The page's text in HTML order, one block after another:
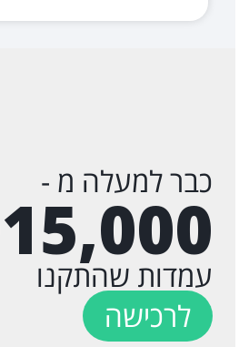
כבר למעלה מ -
15,000
עמדות שהתקנו
לרכישה